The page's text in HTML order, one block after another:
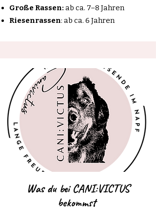
Große Rassen: ab ca. 7–8 Jahren
Riesenrassen: ab ca. 6 Jahren
Was du bei CANI:VICTUS
bekommst